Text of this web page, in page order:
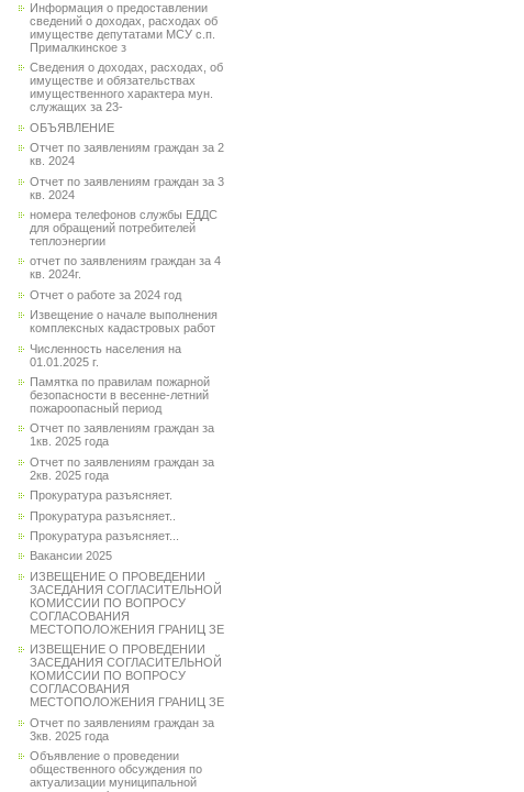
Информация о предоставлении
сведений о доходах, расходах об
имуществе депутатами МСУ с.п.
Прималкинское з
Сведения о доходах, расходах, об
имуществе и обязательствах
имущественного характера мун.
служащих за 23-
ОБЪЯВЛЕНИЕ
Отчет по заявлениям граждан за 2
кв. 2024
Отчет по заявлениям граждан за 3
кв. 2024
номера телефонов службы ЕДДС
для обращений потребителей
теплоэнергии
отчет по заявлениям граждан за 4
кв. 2024г.
Отчет о работе за 2024 год
Извещение о начале выполнения
комплексных кадастровых работ
Численность населения на
01.01.2025 г.
Памятка по правилам пожарной
безопасности в весенне-летний
пожароопасный период
Отчет по заявлениям граждан за
1кв. 2025 года
Отчет по заявлениям граждан за
2кв. 2025 года
Прокуратура разъясняет.
Прокуратура разъясняет..
Прокуратура разъясняет...
Вакансии 2025
ИЗВЕЩЕНИЕ О ПРОВЕДЕНИИ
ЗАСЕДАНИЯ СОГЛАСИТЕЛЬНОЙ
КОМИССИИ ПО ВОПРОСУ
СОГЛАСОВАНИЯ
МЕСТОПОЛОЖЕНИЯ ГРАНИЦ ЗЕ
ИЗВЕЩЕНИЕ О ПРОВЕДЕНИИ
ЗАСЕДАНИЯ СОГЛАСИТЕЛЬНОЙ
КОМИССИИ ПО ВОПРОСУ
СОГЛАСОВАНИЯ
МЕСТОПОЛОЖЕНИЯ ГРАНИЦ ЗЕ
Отчет по заявлениям граждан за
3кв. 2025 года
Объявление о проведении
общественного обсуждения по
актуализации муниципальной